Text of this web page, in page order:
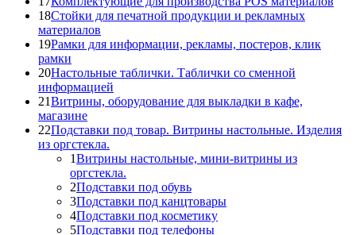
18Стойки для печатной продукции и рекламных
материалов
19Рамки для информации, рекламы, постеров, клик
рамки
20Настольные таблички. Таблички со сменной
информацией
21Витрины, оборудование для выкладки в кафе,
магазине
22Подставки под товар. Витрины настольные. Изделия
из оргстекла.
1Витрины настольные, мини-витрины из
оргстекла.
2Подставки под обувь
3Подставки под канцтовары
4Подставки под косметику
5Подставки под телефоны